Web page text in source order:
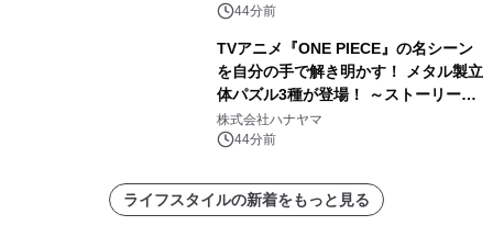
44分前
TVアニメ『ONE PIECE』の名シーン
を自分の手で解き明かす！ メタル製立
体パズル3種が登場！ ～ストーリーと
ギミックが融合した 大人の体験型パズ
ルが8月7日(金)12時より先行予約受付
株式会社ハナヤマ
44分前
ライフスタイルの新着をもっと見る